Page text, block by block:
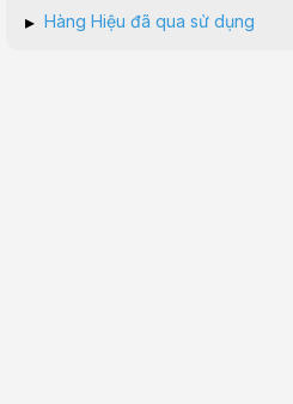
▸ Hàng Hiệu đã qua sử dụng